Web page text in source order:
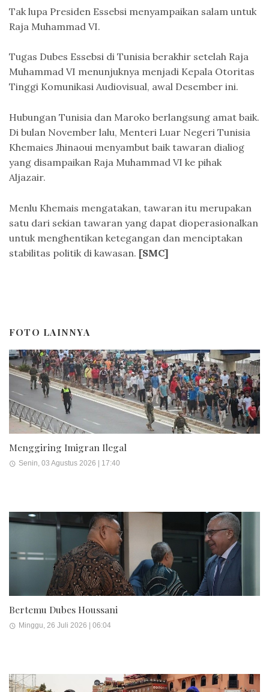
Tak lupa Presiden Essebsi menyampaikan salam untuk
Raja Muhammad VI.
Tugas Dubes Essebsi di Tunisia berakhir setelah Raja
Muhammad VI menunjuknya menjadi Kepala Otoritas
Tinggi Komunikasi Audiovisual, awal Desember ini.
Hubungan Tunisia dan Maroko berlangsung amat baik.
Di bulan November lalu, Menteri Luar Negeri Tunisia
Khemaies Jhinaoui menyambut baik tawaran dialiog
yang disampaikan Raja Muhammad VI ke pihak
Aljazair.
Menlu Khemais mengatakan, tawaran itu merupakan
satu dari sekian tawaran yang dapat dioperasionalkan
untuk menghentikan ketegangan dan menciptakan
stabilitas politik di kawasan. [SMC]
FOTO LAINNYA
Menggiring Imigran Ilegal
Senin, 03 Agustus 2026 | 17:40
Bertemu Dubes Houssani
Minggu, 26 Juli 2026 | 06:04